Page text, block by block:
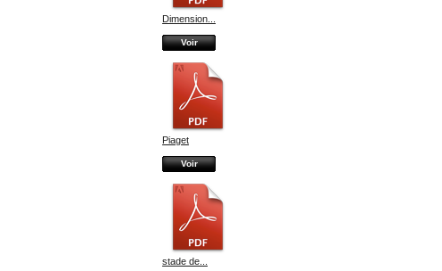
Dimension...
Voir
Piaget
Voir
stade de...